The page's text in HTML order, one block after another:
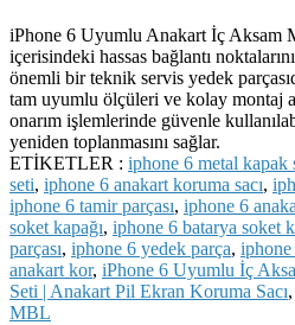
iPhone 6 Uyumlu Anakart İç Aksam
içerisindeki hassas bağlantı
önemli bir teknik servis yedek
tam uyumlu ölçüleri ve kolay montaj
onarım işlemlerinde güvenle
yeniden toplanmasını sağlar.
ETİKETLER : iphone 6 metal kapak
seti, iphone 6 anakart koruma sacı,
iphone 6 tamir parçası, iphone 6
soket kapağı, iphone 6 batarya soket
parçası, iphone 6 yedek parça, iphone
anakart kor, iPhone 6 Uyumlu İç
Seti | Anakart Pil Ekran Koruma Sacı,
MBL